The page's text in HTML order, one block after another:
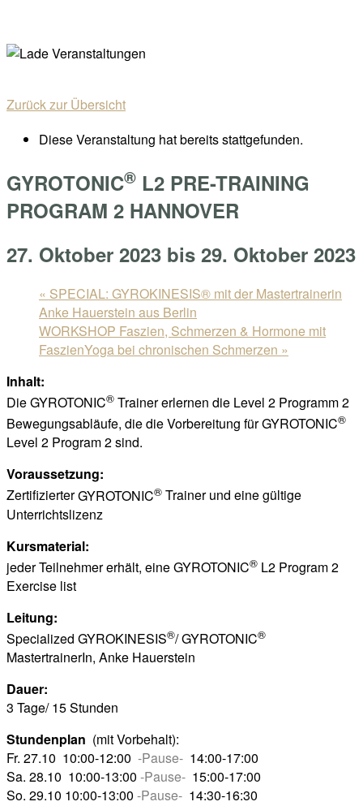
content
Menu
Zurück zur Übersicht
Diese Veranstaltung hat bereits stattgefunden.
GYROTONIC® L2 PRE-TRAINING
PROGRAM 2 HANNOVER
27. Oktober 2023 bis 29. Oktober 2023
« SPECIAL: GYROKINESIS® mit der Mastertrainerin
Anke Hauerstein aus Berlin
WORKSHOP Faszien, Schmerzen & Hormone mit
FaszienYoga bei chronischen Schmerzen »
Inhalt:
DieGYROTONIC® Trainer erlernen die Level 2 Programm 2
Bewegungsabläufe, die die Vorbereitung fürGYROTONIC®
Level 2 Program 2 sind.
Voraussetzung:
ZertifizierterGYROTONIC® Trainer und eine gültige
Unterrichtslizenz
Kursmaterial:
jeder Teilnehmer erhält, eineGYROTONIC® L2 Program 2
Exercise list
Leitung:
Specialized GYROKINESIS®/GYROTONIC®
MastertrainerIn, Anke Hauerstein
Dauer:
3 Tage/ 15 Stunden
Stundenplan (mit Vorbehalt):
Fr. 27.10 10:00-12:00 -Pause- 14:00-17:00
Sa. 28.10 10:00-13:00 -Pause- 15:00-17:00
So. 29.10 10:00-13:00 -Pause- 14:30-16:30